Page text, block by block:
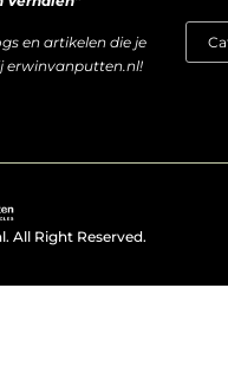
en artikelen die je
erwinvanputten.nl!
All Right Reserved.